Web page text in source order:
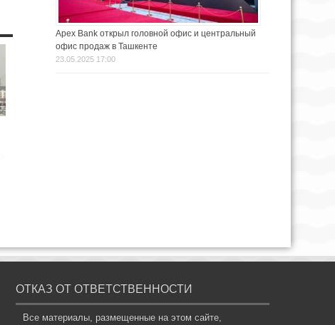
Apex Bank открыл головной офис и центральный
офис продаж в Ташкенте
23.05.2025 17:00
ОТКАЗ ОТ ОТВЕТСТВЕННОСТИ
Все материалы, размещенные на этом сайте,